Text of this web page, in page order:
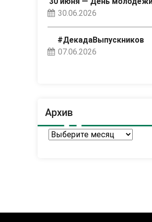
30.06.2026
#ДекадаВыпускников
07.06.2026
Архив
Архив